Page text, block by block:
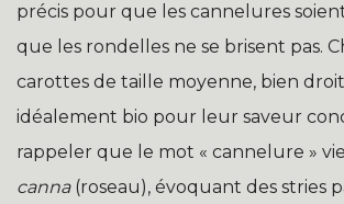
précis pour que les cannelures
que les rondelles ne se brisent pas.
carottes de taille moyenne, bien
idéalement bio pour leur saveur
rappeler que le mot « cannelure »
canna(roseau), évoquant des stries